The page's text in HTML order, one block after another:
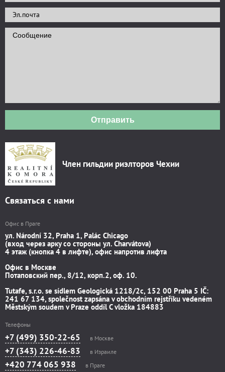
Отправить
Член гильдии риэлторов Чехии
Связаться с нами
Офис в Праге
ул. Národní 32, Praha 1, Palác Chicago
(вход через арку со стороны ул. Charvátova)
4 этаж (кнопка 4 в лифте), офис напротив лифта
Офис в Москве
Потаповский пер., 8/12, корп.2, оф. 10.
Tutafe, s.r.o. se sídlem Geologická 1218/2c, 152 00 Praha 5 IČ:
241 67 134, společnost zapsána v obchodním rejstříku vedeném
Městským soudem v Praze oddíl C vložka 184883
Телефоны
+7 (499) 350-22-65 в Москве
+7 (343) 226-46-83 в Израиле
+420 774 065 938 в Праге